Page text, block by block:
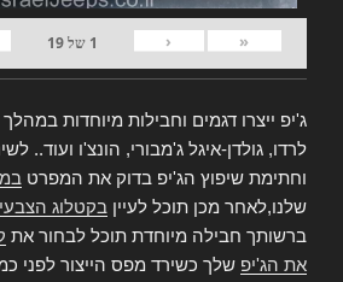
«
‹
1 של19
ג'יפ ייצרו דגמים וחבילות מיוחדות
לרדו, גולדן-איגל ג'מבורי, הונצ'ו ועוד..
וחתימת שיפוץ הג'יפ בדוק את המפרט
שלנו,לאחר מכן תוכל לעיין בקטלוג
ברשותך חבילה מיוחדת תוכל לבחור את
את הג'יפ שלך כשירד מפס הייצור לפני